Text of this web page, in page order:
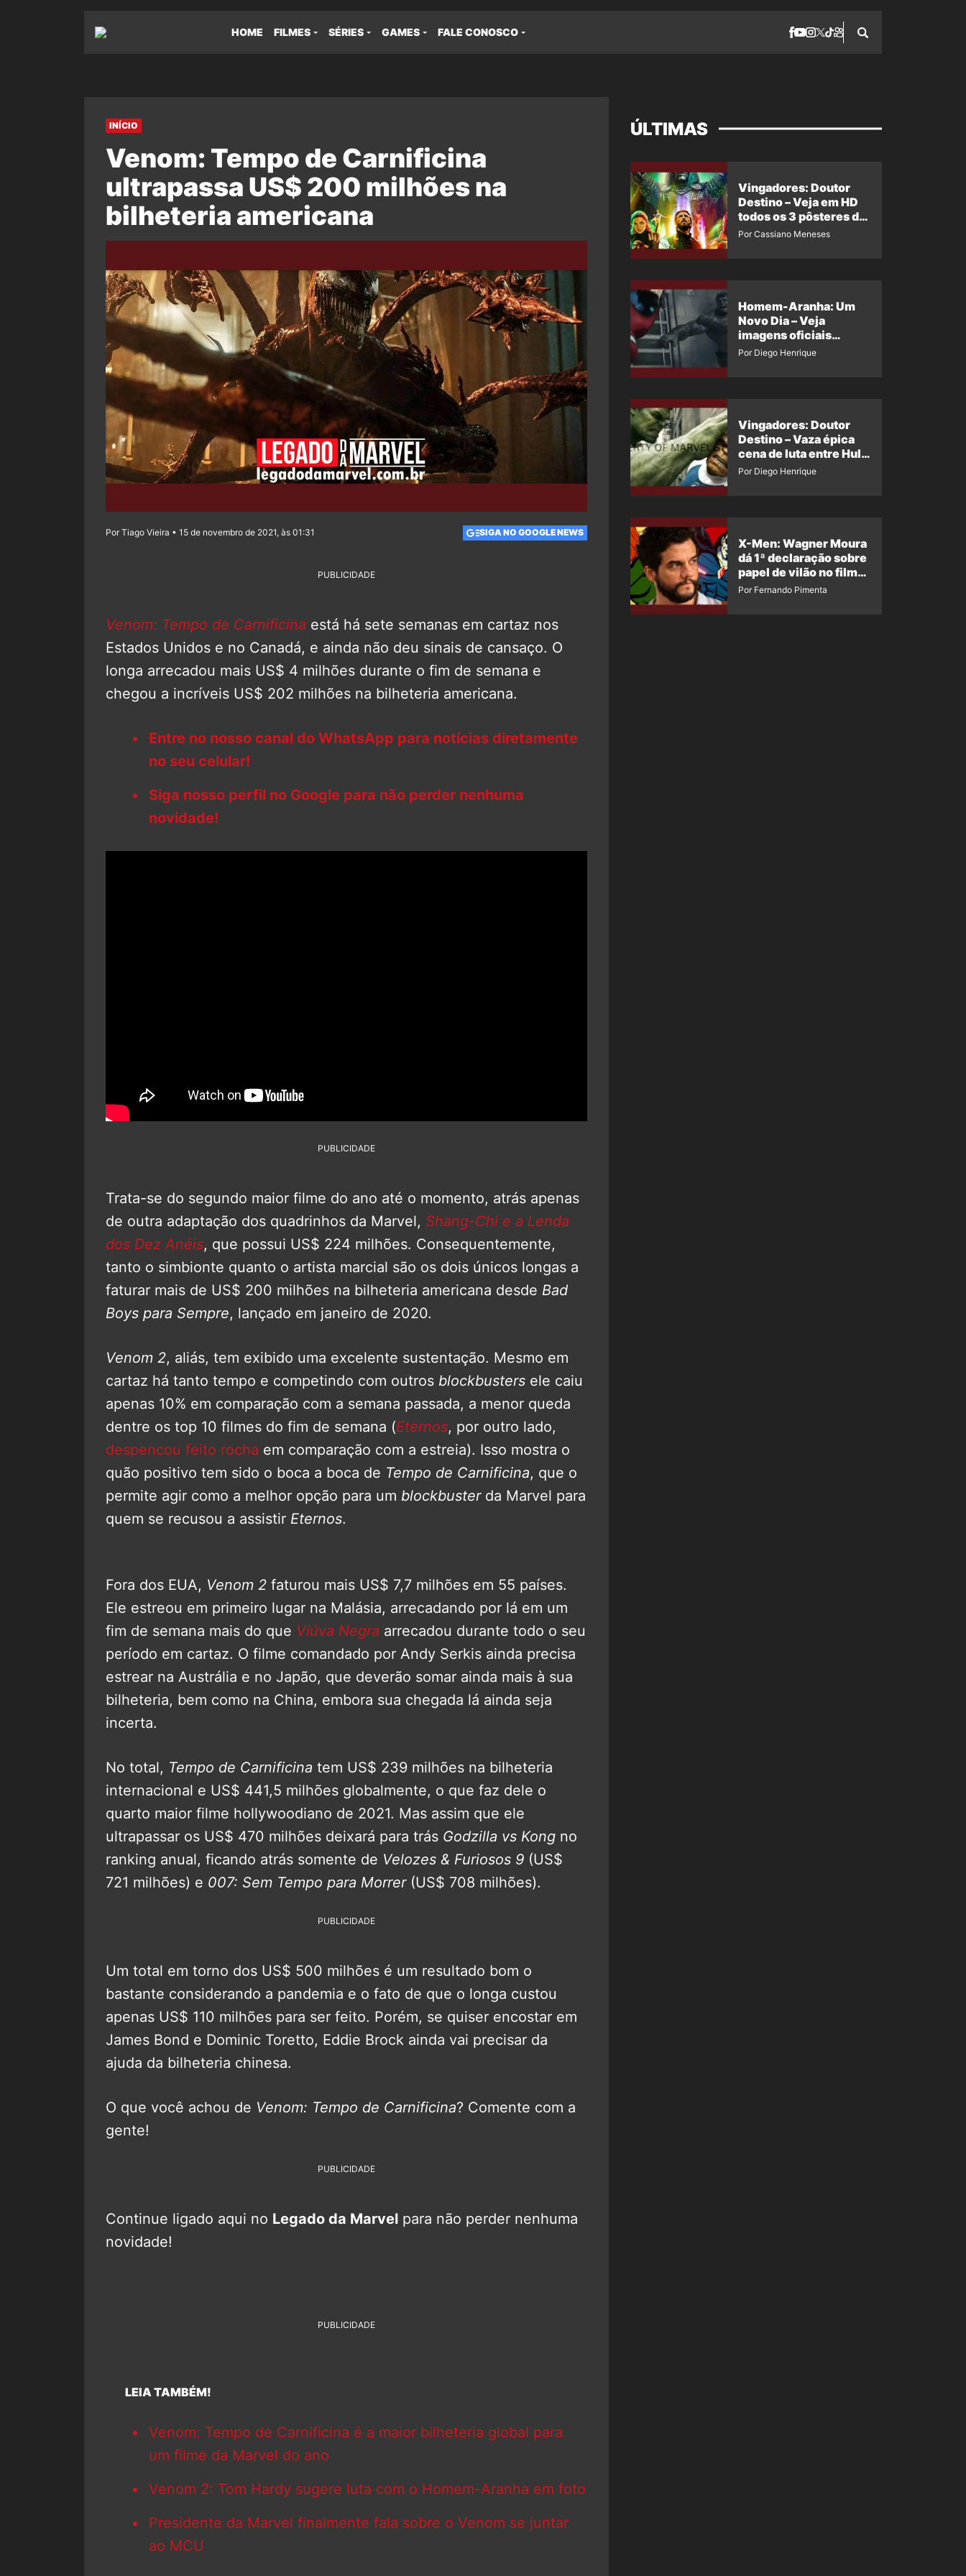
HOME FILMES SÉRIES GAMES FALE CONOSCO
INÍCIO
Venom: Tempo de Carnificina
ultrapassa US$ 200 milhões na
bilheteria americana
Por Tiago Vieira • 15 de novembro de 2021, às 01:31 SIGA NO GOOGLE NEWS
PUBLICIDADE
Venom: Tempo de Carnificina está há sete semanas em cartaz nos
Estados Unidos e no Canadá, e ainda não deu sinais de cansaço. O
longa arrecadou mais US$ 4 milhões durante o fim de semana e
chegou a incríveis US$ 202 milhões na bilheteria americana.
Entre no nosso canal do WhatsApp para notícias diretamente
no seu celular!
Siga nosso perfil no Google para não perder nenhuma
novidade!
PUBLICIDADE
Trata-se do segundo maior filme do ano até o momento, atrás apenas
de outra adaptação dos quadrinhos da Marvel, Shang-Chi e a Lenda
dos Dez Anéis, que possui US$ 224 milhões. Consequentemente,
tanto o simbionte quanto o artista marcial são os dois únicos longas a
faturar mais de US$ 200 milhões na bilheteria americana desde Bad
Boys para Sempre, lançado em janeiro de 2020.
Venom 2, aliás, tem exibido uma excelente sustentação. Mesmo em
cartaz há tanto tempo e competindo com outros blockbusters ele caiu
apenas 10% em comparação com a semana passada, a menor queda
dentre os top 10 filmes do fim de semana (Eternos, por outro lado,
despencou feito rocha em comparação com a estreia). Isso mostra o
quão positivo tem sido o boca a boca de Tempo de Carnificina, que o
permite agir como a melhor opção para um blockbusterda Marvel para
quem se recusou a assistir Eternos.
Fora dos EUA, Venom 2 faturou mais US$ 7,7 milhões em 55 países.
Ele estreou em primeiro lugar na Malásia, arrecadando por lá em um
fim de semana mais do que Viúva Negra arrecadou durante todo o seu
período em cartaz. O filme comandado por Andy Serkis ainda precisa
estrear na Austrália e no Japão, que deverão somar ainda mais à sua
bilheteria, bem como na China, embora sua chegada lá ainda seja
incerta.
No total, Tempo de Carnificina tem US$ 239 milhões na bilheteria
internacional e US$ 441,5 milhões globalmente, o que faz dele o
quarto maior filme hollywoodiano de 2021. Mas assim que ele
ultrapassar os US$ 470 milhões deixará para trás Godzilla vs Kong no
ranking anual, ficando atrás somente de Velozes & Furiosos 9 (US$
721 milhões) e 007: Sem Tempo para Morrer(US$ 708 milhões).
PUBLICIDADE
Um total em torno dos US$ 500 milhões é um resultado bom o
bastante considerando a pandemia e o fato de que o longa custou
apenas US$ 110 milhões para ser feito. Porém, se quiser encostar em
James Bond e Dominic Toretto, Eddie Brock ainda vai precisar da
ajuda da bilheteria chinesa.
O que você achou de Venom: Tempo de Carnificina? Comente com a
gente!
PUBLICIDADE
Continue ligado aqui no Legado da Marvel para não perder nenhuma
novidade!
PUBLICIDADE
LEIA TAMBÉM!
Venom: Tempo de Carnificina é a maior bilheteria global para
um filme da Marvel do ano
Venom 2: Tom Hardy sugere luta com o Homem-Aranha em foto
Presidente da Marvel finalmente fala sobre o Venom se juntar
ao MCU
ÚLTIMAS
Vingadores: Doutor
Destino – Veja em HD
todos os 3 pôsteres de
‘Doomsday’ + 1 imagem
Por Cassiano Meneses
Homem-Aranha: Um
Novo Dia – Veja
imagens oficiais
descartadas do Hulk
Por Diego Henrique
Vingadores: Doutor
Destino – Vaza épica
cena de luta entre Hulk
e o Coisa
Por Diego Henrique
X-Men: Wagner Moura
dá 1ª declaração sobre
papel de vilão no filme
da Marvel
Por Fernando Pimenta